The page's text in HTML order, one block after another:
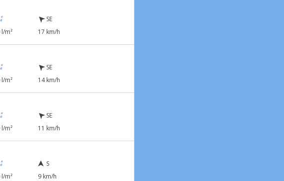
l/m²
SE
17 km/h
l/m²
SE
14 km/h
l/m²
SE
11 km/h
l/m²
S
9 km/h